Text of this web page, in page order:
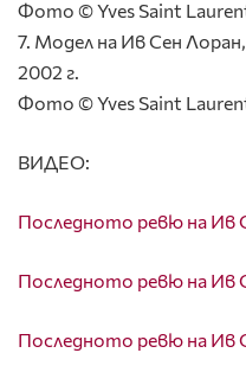
Фото © Yves Saint
7. Модел на Ив Сен
2002 г.
Фото © Yves Saint
ВИДЕО:
Последното ревю на Ив
Последното ревю на Ив
Последното ревю на Ив